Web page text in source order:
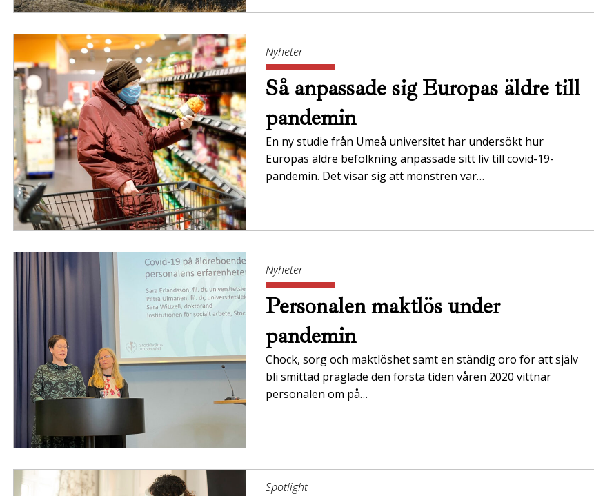
Nyheter
Så anpassade sig Europas äldre till
pandemin
En ny studie från Umeå universitet har undersökt hur
Europas äldre befolkning anpassade sitt liv till covid-19-
pandemin. Det visar sig att mönstren var…
Nyheter
Personalen maktlös under
pandemin
Chock, sorg och maktlöshet samt en ständig oro för att själv
bli smittad präglade den första tiden våren 2020 vittnar
personalen om på…
Spotlight